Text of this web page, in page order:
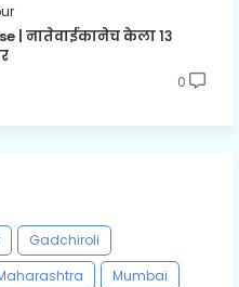
| नातेवाईकानेच केला १३
0
Gadchiroli
Mumbai